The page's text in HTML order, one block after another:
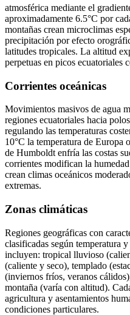
atmosférica mediante el
aproximadamente 6.5°C por
montañas crean microclimas
precipitación por efecto
latitudes tropicales. La altitud
perpetuas en picos ecuatoriales
Corrientes oceánicas
Movimientos masivos de agua
regiones ecuatoriales hacia
regulando las temperaturas
10°C la temperatura de Europa
de Humboldt enfría las costas
corrientes modifican la
crean climas oceánicos
extremas.
Zonas climáticas
Regiones geográficas con
clasificadas según temperatura
incluyen: tropical lluvioso
(caliente y seco), templado
(inviernos fríos, veranos
montaña (varía con altitud).
agricultura y asentamientos
condiciones particulares.